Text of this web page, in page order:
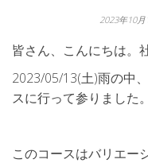
2023年10
皆さん、こんにちは。
2023/05/13(土)雨の中
スに行って参りました。
このコースはバリエー